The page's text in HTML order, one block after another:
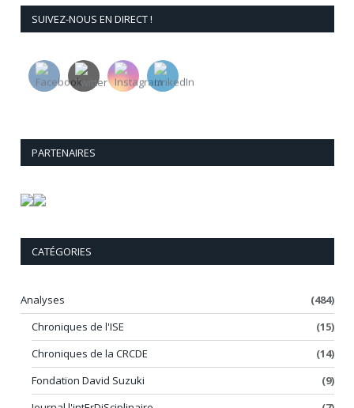
SUIVEZ-NOUS EN DIRECT !
PARTENAIRES
CATÉGORIES
Analyses
(484)
Chroniques de l'ISE
(15)
Chroniques de la CRCDE
(14)
Fondation David Suzuki
(9)